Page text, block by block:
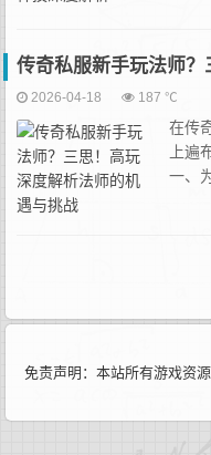
传奇私服新手玩法师
2026-04-18 187 ℃
在传
上遍
一、
免责声明：本站所有游戏资